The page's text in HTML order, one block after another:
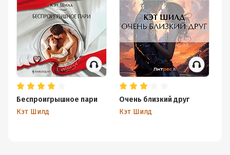
Беспроигрышное пари
Кэт Шилд
Очень близкий друг
Кэт Шилд